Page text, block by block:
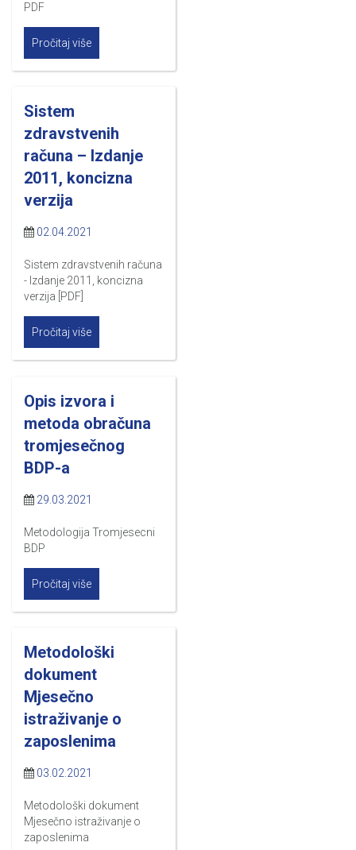
PDF
Pročitaj više
Sistem
zdravstvenih
računa – Izdanje
2011, koncizna
verzija
02.04.2021
Sistem zdravstvenih računa
- Izdanje 2011, koncizna
verzija [PDF]
Pročitaj više
Opis izvora i
metoda obračuna
tromjesečnog
BDP-a
29.03.2021
Metodologija Tromjesecni
BDP
Pročitaj više
Metodološki
dokument
Mjesečno
istraživanje o
zaposlenima
03.02.2021
Metodološki dokument
Mjesečno istraživanje o
zaposlenima